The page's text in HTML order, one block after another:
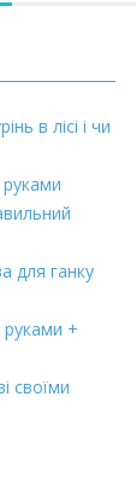
в лісі і чи
руками
для ганку
руками +
своїми